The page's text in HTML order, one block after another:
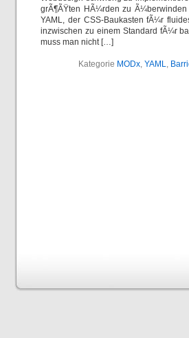
grÃ¶ÃŸten HÃ¼rden zu
YAML, der CSS-Baukasten fÃ¼r
inzwischen zu einem Standard fÃ¼r
muss man nicht […]
Kategorie MODx, YAML,